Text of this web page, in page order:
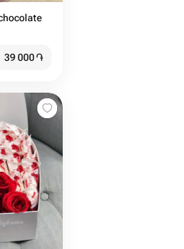
39 000֏